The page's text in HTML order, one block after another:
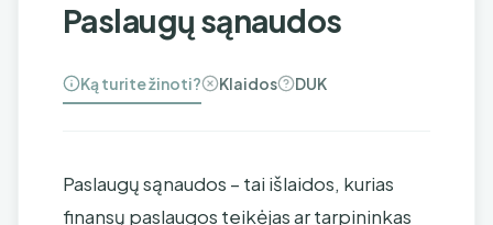
Paslaugų sąnaudos
Ką turite žinoti? Klaidos DUK
Paslaugų sąnaudos – tai išlaidos, kurias
finansų paslaugos teikėjas ar tarpininkas